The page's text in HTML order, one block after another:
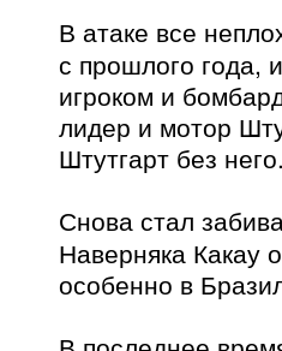
В атаке все
с прошлого года,
игроком и
лидер и мотор
Штутгарт без него.
Снова стал
Наверняка Какау
особенно в